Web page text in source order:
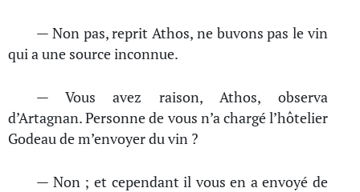
— Non pas, reprit Athos, ne buvons pas le vin
qui a une source inconnue.
— Vous avez raison, Athos, observa
d’Artagnan. Personne de vous n’a chargé l’hôtelier
Godeau de m’envoyer du vin ?
— Non ; et cependant il vous en a envoyé de